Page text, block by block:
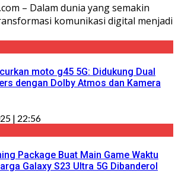
– Dalam dunia yang semakin
komunikasi digital menjadi
moto g45 5G: Didukung Dual
dengan Dolby Atmos dan Kamera
| 22:56
Package Buat Main Game Waktu
Galaxy S23 Ultra 5G Dibanderol